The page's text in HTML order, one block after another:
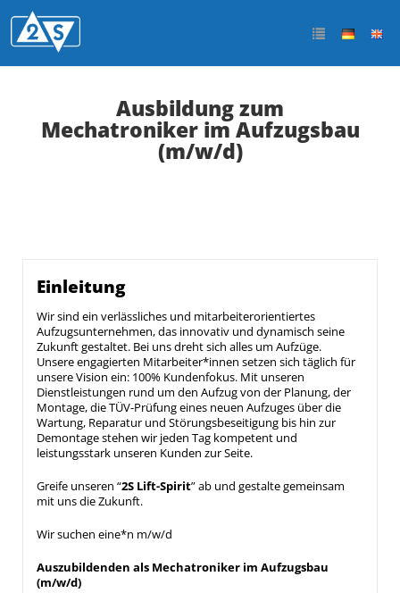
Ausbildung zum
Mechatroniker im Aufzugsbau
(m/w/d)
Einleitung
Wir sind ein verlässliches und mitarbeiterorientiertes
Aufzugsunternehmen, das innovativ und dynamisch seine
Zukunft gestaltet. Bei uns dreht sich alles um Aufzüge.
Unsere engagierten Mitarbeiter*innen setzen sich täglich für
unsere Vision ein: 100% Kundenfokus. Mit unseren
Dienstleistungen rund um den Aufzug von der Planung, der
Montage, die TÜV-Prüfung eines neuen Aufzuges über die
Wartung, Reparatur und Störungsbeseitigung bis hin zur
Demontage stehen wir jeden Tag kompetent und
leistungsstark unseren Kunden zur Seite.
Greife unseren “2S Lift-Spirit” ab und gestalte gemeinsam
mit uns die Zukunft.
Wir suchen eine*n m/w/d
Auszubildenden als Mechatroniker im Aufzugsbau
(m/w/d)